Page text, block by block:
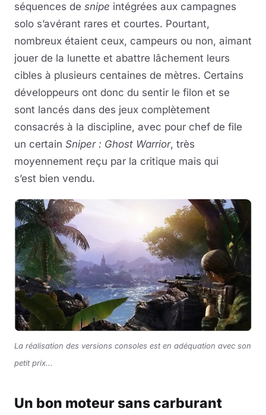
séquences de snipe intégrées aux campagnes
solo s’avérant rares et courtes. Pourtant,
nombreux étaient ceux, campeurs ou non, aimant
jouer de la lunette et abattre lâchement leurs
cibles à plusieurs centaines de mètres. Certains
développeurs ont donc du sentir le filon et se
sont lancés dans des jeux complètement
consacrés à la discipline, avec pour chef de file
un certain Sniper : Ghost Warrior, très
moyennement reçu par la critique mais qui
s’est bien vendu.
La réalisation des versions consoles est en adéquation avec son
petit prix...
Un bon moteur sans carburant